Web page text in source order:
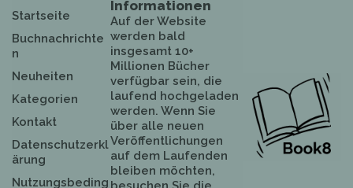
Startseite
Buchnachrichte
n
Neuheiten
Kategorien
Kontakt
Datenschutzerkl
ärung
Nutzungsbeding
Informationen
Auf der Website
werden bald
insgesamt 10+
Millionen Bücher
verfügbar sein, die
laufend hochgeladen
werden. Wenn Sie
über alle neuen
Veröffentlichungen
auf dem Laufenden
bleiben möchten,